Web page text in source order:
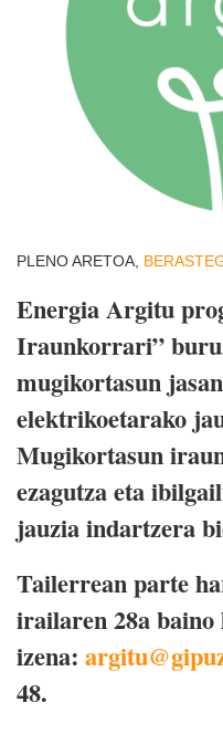
PLENO ARETOA,
Energia Argitu
Iraunkorrari”
mugikortasun
elektrikoetarako
Mugikortasun
ezagutza eta
jauzia indartzera
Tailerrean parte
irailaren 28a baino
izena:
48.